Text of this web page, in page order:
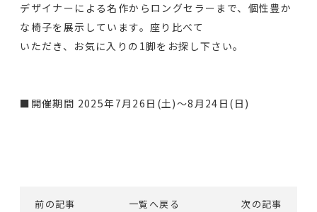
デザイナーによる名作からロングセラーまで、個性豊か
な椅子を展示しています。座り比べて
いただき、お気に入りの1脚をお探し下さい。
■開催期間 2025年7月26日(土)～8月24日(日)
前の記事 一覧へ戻る 次の記事